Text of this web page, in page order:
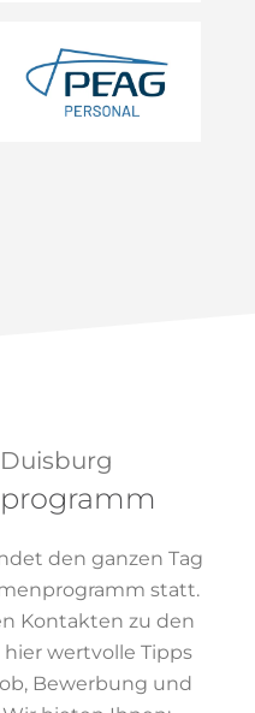
den ganzen Tag
statt.
Kontakten zu den
wertvolle Tipps
Bewerbung und